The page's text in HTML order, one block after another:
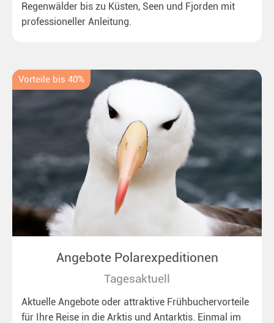
Regenwälder bis zu Küsten, Seen und Fjorden mit
professioneller Anleitung.
Vorteile bis 40%
Angebote Polarexpeditionen
Tagesaktuell
Aktuelle Angebote oder attraktive Frühbuchervorteile
für Ihre Reise in die Arktis und Antarktis. Einmal im